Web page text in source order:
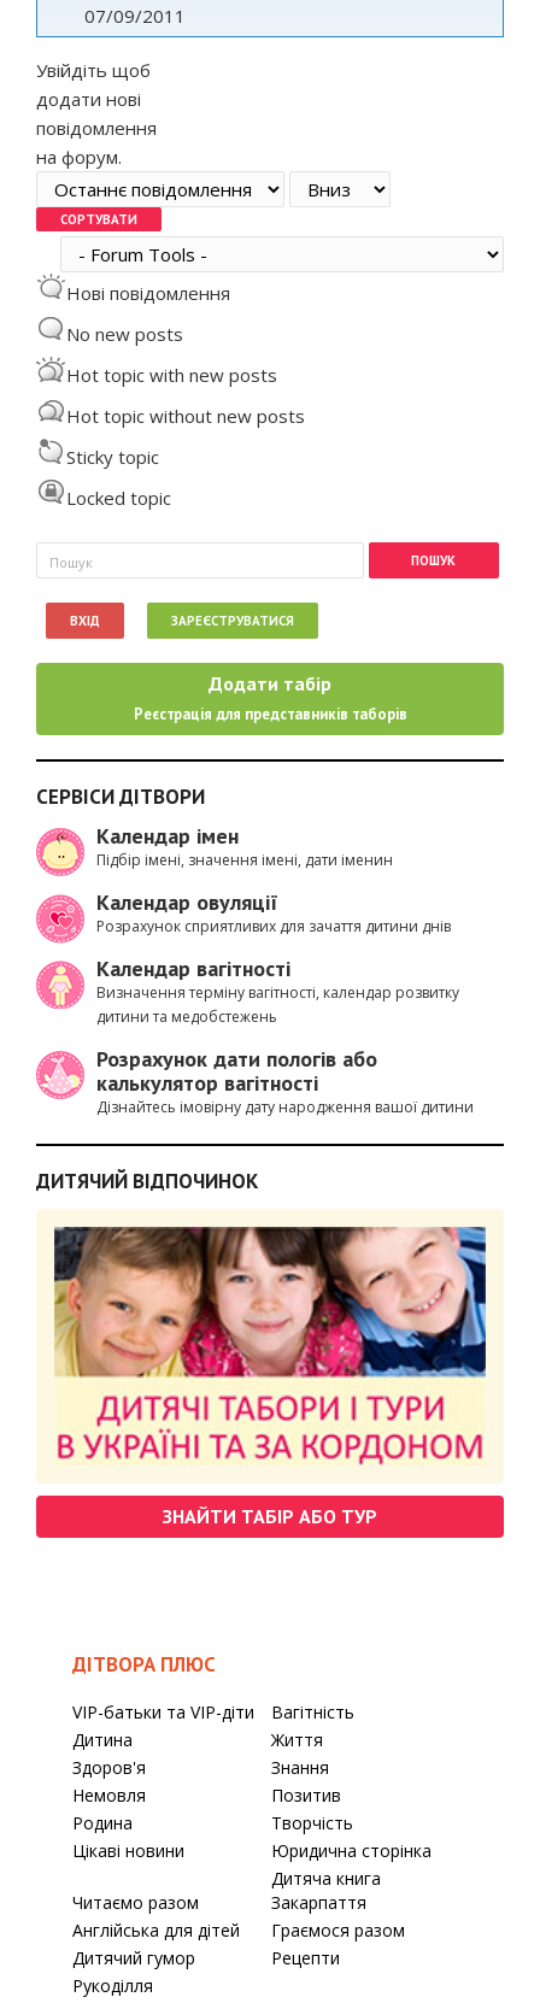
07/09/2011
Увійдіть щоб
додати нові
повідомлення
на форум.
Order by
Сортувати
Нові повідомлення
No new posts
Hot topic with new posts
Hot topic without new posts
Sticky topic
Locked topic
Пошукова форма
Пошук
ВХІД ЗАРЕЄСТРУВАТИСЯ
Додати табір
Реєстрація для представників таборів
СЕРВІСИ ДІТВОРИ
Календар імен
Підбір імені, значення імені, дати іменин
Календар овуляції
Розрахунок сприятливих для зачаття дитини днів
Календар вагітності
Визначення терміну вагітності, календар розвитку
дитини та медобстежень
Розрахунок дати пологів або
калькулятор вагітності
Дізнайтесь імовірну дату народження вашої дитини
ДИТЯЧИЙ ВІДПОЧИНОК
ЗНАЙТИ ТАБІР АБО ТУР
ДІТВОРА ПЛЮС
VIP-батьки та VIP-діти
Вагітність
Дитина
Життя
Здоров'я
Знання
Немовля
Позитив
Родина
Творчість
Цікаві новини
Юридична сторінка
Читаємо разом
Дитяча книга
Закарпаття
Англійська для дітей
Граємося разом
Дитячий гумор
Рецепти
Рукоділля